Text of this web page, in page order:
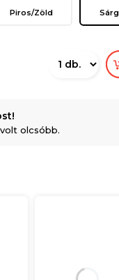
Piros/Zöld
olcsóbb.